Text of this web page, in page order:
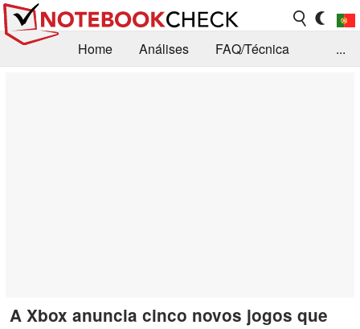
Home Análises
FAQ/Técnica
...
A Xbox anuncia cinco novos jogos que